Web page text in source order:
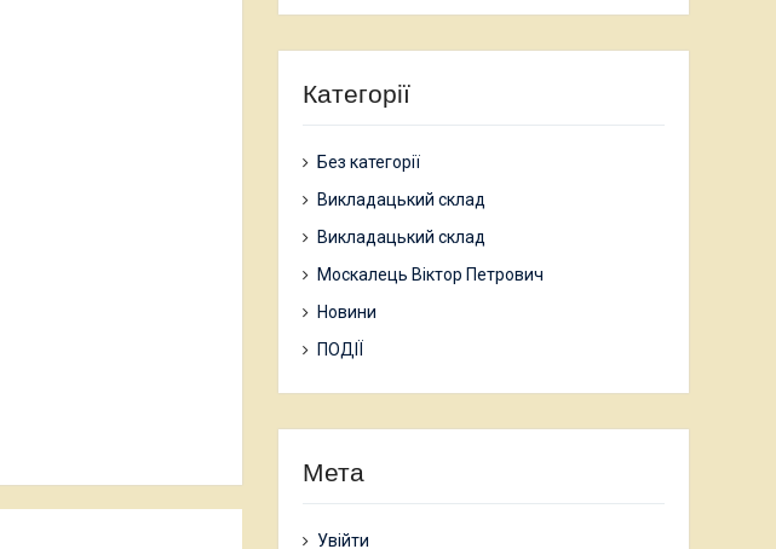
Категорії
Без категорії
Викладацький склад
Викладацький склад
Москалець Віктор Петрович
Новини
ПОДІЇ
Мета
Увійти